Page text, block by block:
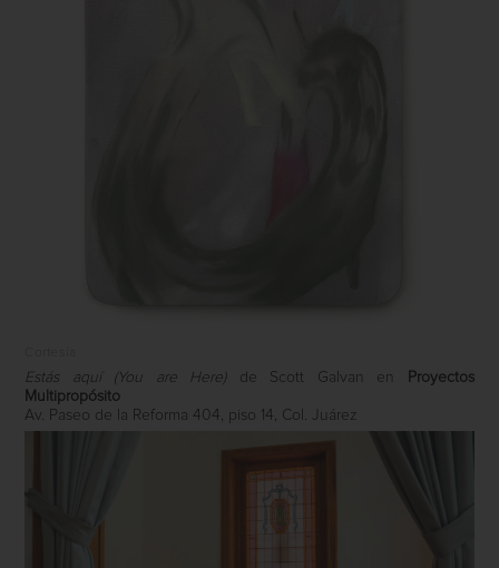
Estás aquí (You are Here) de Scott Galvan en
Proyectos
Multipropósito
Av. Paseo de la Reforma 404, piso 14, Col. Juárez